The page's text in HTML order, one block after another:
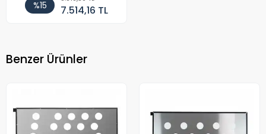
%15 7.514,16 TL
Benzer Ürünler